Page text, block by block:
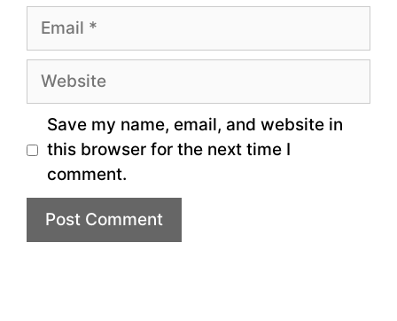
Email
Website
Save my name, email, and website in
this browser for the next time I
comment.